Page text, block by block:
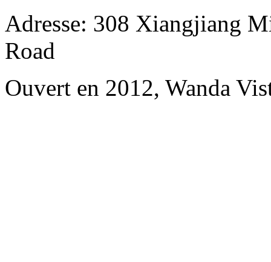
Adresse: 308 Xiangjiang
Road
Ouvert en 2012, Wanda